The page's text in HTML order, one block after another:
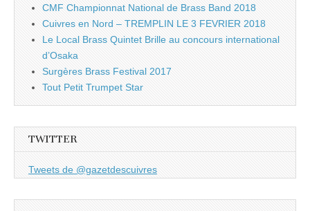
CMF Championnat National de Brass Band 2018
Cuivres en Nord – TREMPLIN LE 3 FEVRIER 2018
Le Local Brass Quintet Brille au concours international
d’Osaka
Surgères Brass Festival 2017
Tout Petit Trumpet Star
TWITTER
Tweets de @gazetdescuivres